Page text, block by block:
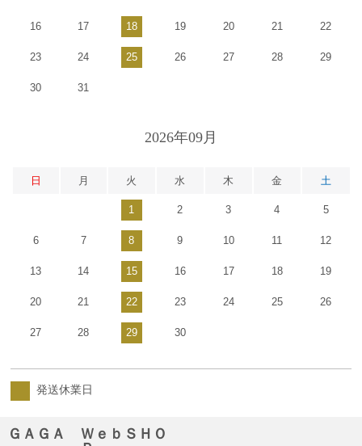
16 17 18 19 20 21 22
23 24 25 26 27 28 29
30 31
2026年09月
日 月 火 水 木 金 土
1 2 3 4 5
6 7 8 9 10 11 12
13 14 15 16 17 18 19
20 21 22 23 24 25 26
27 28 29 30
発送休業日
ＧＡＧＡ ＷｅｂＳＨＯ